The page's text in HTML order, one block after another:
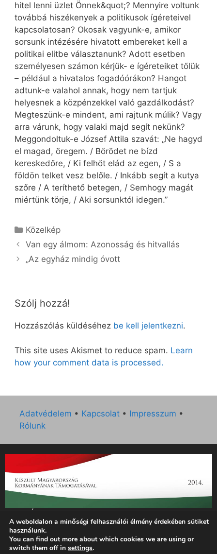
hitel lenni üzlet Önnek&quot;? Mennyire voltunk
továbbá hiszékenyek a politikusok ígéreteivel
kapcsolatosan? Okosak vagyunk-e, amikor
sorsunk intézésére hivatott embereket kell a
politikai elitbe választanunk? Adott esetben
személyesen számon kérjük- e ígéreteiket tőlük
– például a hivatalos fogadóórákon? Hangot
adtunk-e valahol annak, hogy nem tartjuk
helyesnek a közpénzekkel való gazdálkodást?
Megteszünk-e mindent, ami rajtunk múlik? Vagy
arra várunk, hogy valaki majd segít nekünk?
Meggondoltuk-e József Attila szavát: „Ne hagyd
el magad, öregem. / Bőrödet ne bízd
kereskedőre, / Ki felhőt elád az egen, / S a
földön telket vesz belőle. / Inkább segít a kutya
szőre / A teríthető betegen, / Semhogy magát
miértünk törje, / Aki sorsunktól idegen.”
Kategória
Közelkép
Van egy álmom: Azonosság és hitvallás
„Az egyház mindig óvott
Szólj hozzá!
Hozzászólás küldéséhez be kell jelentkezni.
This site uses Akismet to reduce spam. Learn
how your comment data is processed.
Adatvédelem • Kapcsolat • Impresszum •
Rólunk
„Az Új Ember katolikus hetilap 2014. évi működésének
támogatását az EGYH-KCP-14-P-0121 sz. támogatási
szerződés keretében 3 000 000 Ft összegben támogatta az
Emberi Erőforrások Minisztériuma.”
A weboldalon a minőségi felhasználói élmény érdekében sütiket
használunk.
You can find out more about which cookies we are using or
switch them off in settings.